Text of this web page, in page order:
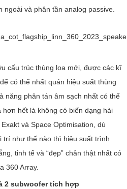
và phân tần analog passive.
cấu trúc thùng loa mới, được các kĩ
có thể nhất quán hiệu suất thùng
năng phân tán âm sạch nhất có thể
hết là không có biến dạng hài
và Space Optimisation, dù
trí như thế nào thì hiệu suất trình
tinh tế và “đẹp” chân thật nhất có
360 Array.
2 subwoofer tích hợp